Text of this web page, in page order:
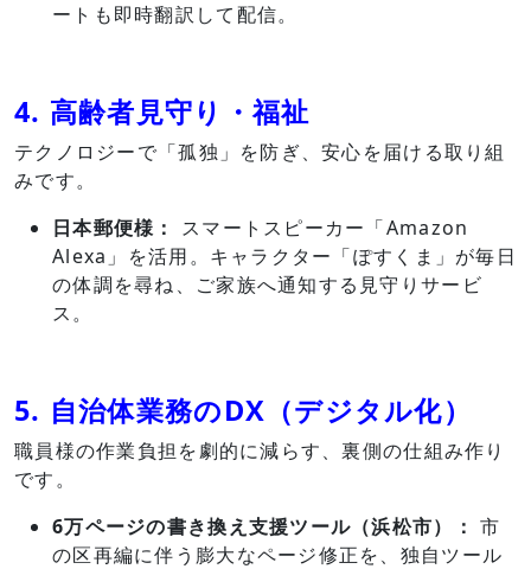
ートも即時翻訳して配信。
4. 高齢者見守り・福祉
テクノロジーで「孤独」を防ぎ、安心を届ける取り組
みです。
日本郵便様： スマートスピーカー「Amazon
Alexa」を活用。キャラクター「ぽすくま」が毎日
の体調を尋ね、ご家族へ通知する見守りサービ
ス。
5. 自治体業務のDX（デジタル化）
職員様の作業負担を劇的に減らす、裏側の仕組み作り
です。
6万ページの書き換え支援ツール（浜松市）： 市
の区再編に伴う膨大なページ修正を、独自ツール